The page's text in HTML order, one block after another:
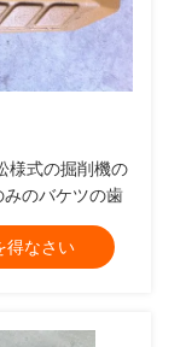
式の掘削機の
のバケツの歯
得なさい